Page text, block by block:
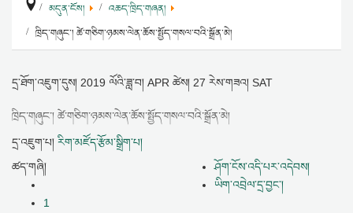
མདུན་ངོས།
འཆད་ཁྲིད་གཞན།
ཁྲིད་གཞུང་། ཚེ་གཅིག་ཉམས་ལེན་ཆོས་སྤྱོད་གསལ་བའི་སྒྲོན་མེ།
དྲ་ཐོག་འཇུག་དུས། 2019 ལོའི་ཟླ་བ། APR ཚེས། 27 རེས་གཟའ། SAT
ཁྲིད་གཞུང་། ཚེ་གཅིག་ཉམས་ལེན་ཆོས་སྤྱོད་གསལ་བའི་སྒྲོན་མེ།
དྲ་འཇུག་པ། རིག་མཛོད་རྩོམ་སྒྲིག་པ།
ཤོག་ངོས་འདི་པར་འདེབས།
ཡིག་འབྲེལ་དྲ་བྱང་།
ཚད་གཞི།
1